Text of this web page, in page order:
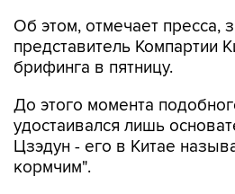
Об этом, отмечает пресса,
представитель Компартии
брифинга в пятницу.
До этого момента
удостаивался лишь
Цзэдун - его в Китае
кормчим".